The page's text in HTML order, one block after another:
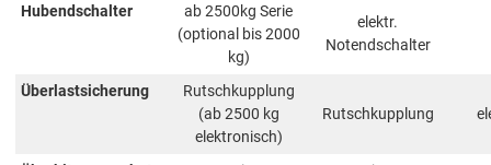
Hubendschalter
ab 2500kg Serie
(optional bis 2000
kg)
elektr.
Notendschalter
Überlastsicherung
Rutschkupplung
(ab 2500 kg
elektronisch)
Rutschkupplung